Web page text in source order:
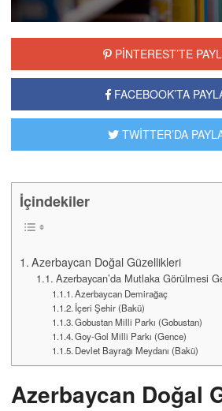
PİNTEREST’TE
FACEBOOK’TA
TWİTTER’DA
İçindekiler
Azerbaycan Doğal Güzellikleri
Azerbaycan’da Mutlaka Görülmesi
Azerbaycan Demirağaç
İçeri Şehir (Bakü)
Gobustan Milli Parkı (Gobustan)
Goy-Gol Milli Parkı (Gence)
Devlet Bayrağı Meydanı (Bakü)
Azerbaycan Doğal